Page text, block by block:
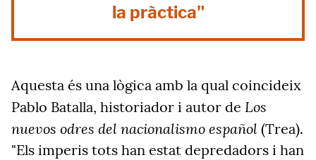
la pràctica"
Aquesta és una lògica amb la qual coincideix
Pablo Batalla, historiador i autor de Los
nuevos odres del nacionalismo español (Trea).
"Els imperis tots han estat depredadors i han